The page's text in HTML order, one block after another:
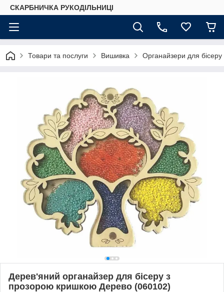
СКАРБНИЧКА РУКОДІЛЬНИЦІ
Товари та послуги Вишивка Органайзери для бісеру
Дерев'яний органайзер для бісеру з
прозорою кришкою Дерево (060102)